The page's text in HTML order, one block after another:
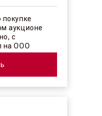
аукционе
с
на ООО
отзывов в